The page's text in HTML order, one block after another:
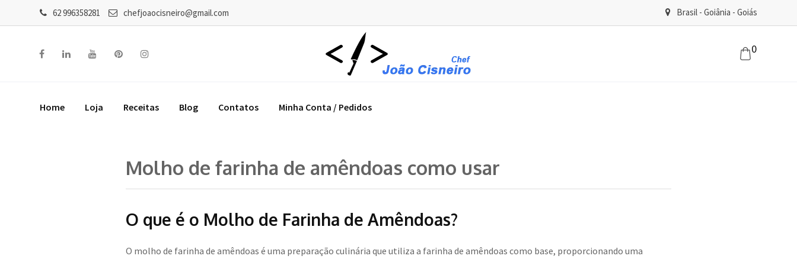
62 996358281 chefjoaocisneiro@gmail.com Brasil - Goiânia - Goiás
0
Home Loja Receitas Blog Contatos Minha Conta / Pedidos
Molho de farinha de amêndoas como usar
O que é o Molho de Farinha de Amêndoas?
O molho de farinha de amêndoas é uma preparação culinária que utiliza a farinha de amêndoas como base, proporcionando uma